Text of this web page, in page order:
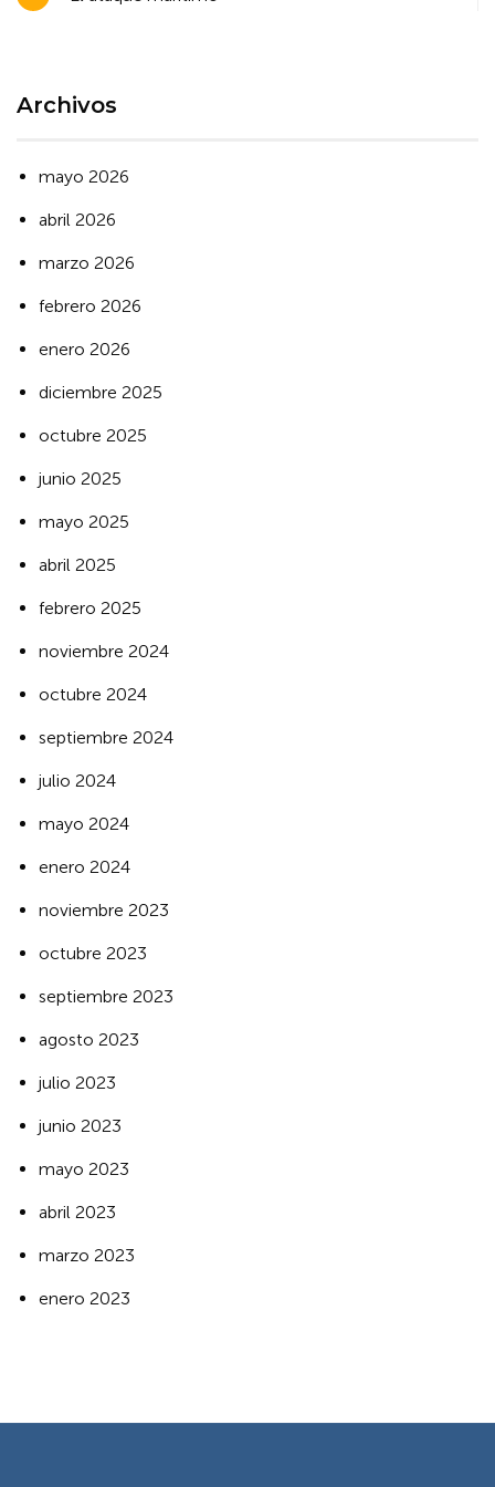
de
Archivos
mayo 2026
abril 2026
marzo 2026
febrero 2026
enero 2026
diciembre 2025
octubre 2025
junio 2025
mayo 2025
abril 2025
febrero 2025
noviembre 2024
octubre 2024
septiembre 2024
julio 2024
mayo 2024
enero 2024
noviembre 2023
octubre 2023
septiembre 2023
agosto 2023
julio 2023
junio 2023
mayo 2023
abril 2023
marzo 2023
enero 2023